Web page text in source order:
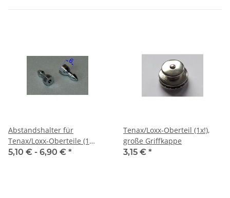
Abstandshalter für
Tenax/Loxx-Oberteile (1
Paar)
5,10 € - 6,90 € *
Tenax/Loxx-Oberteil (1x!),
große Griffkappe
3,15 € *